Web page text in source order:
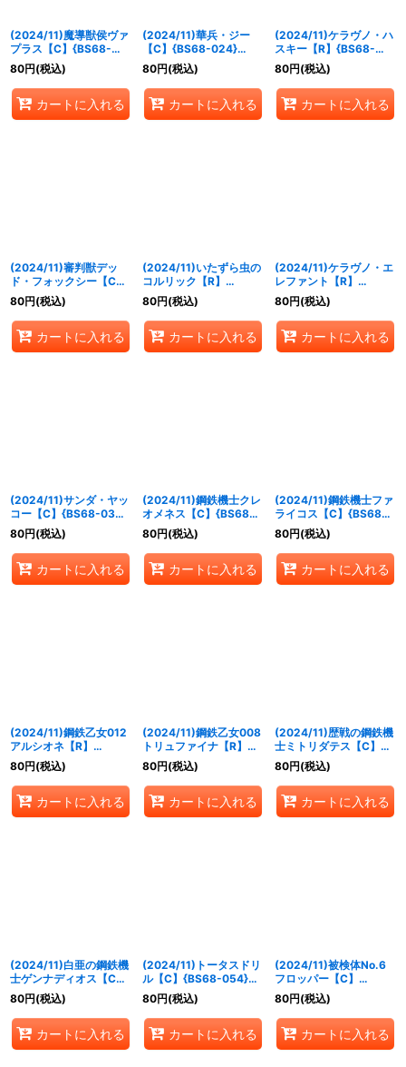
(2024/11)魔導獣侯ヴァ
プラス【C】{BS68-
023}《紫》
80円(税込)
カートに入れる
(2024/11)華兵・ジー
【C】{BS68-024}
《緑》
80円(税込)
カートに入れる
(2024/11)ケラヴノ・ハ
スキー【R】{BS68-
026}《緑》
80円(税込)
カートに入れる
(2024/11)審判獣デッ
ド・フォックシー【C】
{BS68-028}《緑》
80円(税込)
カートに入れる
(2024/11)いたずら虫の
コルリック【R】
{BS68-030}《緑》
80円(税込)
カートに入れる
(2024/11)ケラヴノ・エ
レファント【R】
{BS68-031}《緑》
80円(税込)
カートに入れる
(2024/11)サンダ・ヤッ
コー【C】{BS68-034}
《白》
80円(税込)
カートに入れる
(2024/11)鋼鉄機士クレ
オメネス【C】{BS68-
035}《白》
80円(税込)
カートに入れる
(2024/11)鋼鉄機士ファ
ライコス【C】{BS68-
036}《白》
80円(税込)
カートに入れる
(2024/11)鋼鉄乙女012
アルシオネ【R】
{BS68-037}《白》
80円(税込)
カートに入れる
(2024/11)鋼鉄乙女008
トリュファイナ【R】
{BS68-043}《白》
80円(税込)
カートに入れる
(2024/11)歴戦の鋼鉄機
士ミトリダテス【C】
{BS68-044}《白》
80円(税込)
カートに入れる
(2024/11)白亜の鋼鉄機
士ゲンナディオス【C】
{BS68-045}《白》
80円(税込)
カートに入れる
(2024/11)トータスドリ
ル【C】{BS68-054}
《黄》
80円(税込)
カートに入れる
(2024/11)被検体No.6
フロッパー【C】
{BS68-059}《青》
80円(税込)
カートに入れる